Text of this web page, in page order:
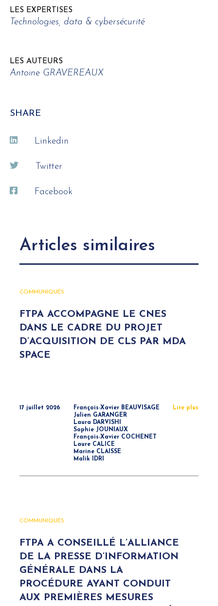
LES EXPERTISES
Technologies, data & cybersécurité
LES AUTEURS
Antoine GRAVEREAUX
SHARE
Linkedin
Twitter
Facebook
Articles similaires
COMMUNIQUÉS
FTPA ACCOMPAGNE LE CNES
DANS LE CADRE DU PROJET
D’ACQUISITION DE CLS PAR MDA
SPACE
17 juillet 2026
François-Xavier BEAUVISAGE
Julien GARANGER
Laura DARVISHI
Sophie JOUNIAUX
François-Xavier COCHENET
Laure CALICE
Marine CLAISSE
Malik IDRI
Lire plus
COMMUNIQUÉS
FTPA A CONSEILLÉ L’ALLIANCE
DE LA PRESSE D’INFORMATION
GÉNÉRALE DANS LA
PROCÉDURE AYANT CONDUIT
AUX PREMIÈRES MESURES